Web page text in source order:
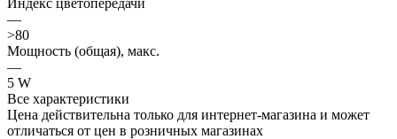
—
>80
Мощность (общая), макс.
—
5 W
Все характеристики
Цена действительна только для интернет-магазина и может
отличаться от цен в розничных магазинах